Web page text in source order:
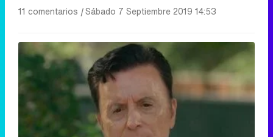
11 comentarios |Sábado 7 Septiembre 2019 14:53